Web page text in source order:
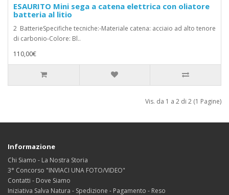
ESAURITO Mini sega a catena elettrica con oliatore
batteria al litio
2 BatterieSpecifiche tecniche:-Materiale catena: acciaio ad alto tenore
di carbonio-Colore: Bl..
110,00€
Vis. da 1 a 2 di 2 (1 Pagine)
Informazione
Chi Siamo - La Nostra Storia
3° Concorso "INVIACI UNA FOTO/VIDEO"
Contatti - Dove Siamo
Iniziativa Salva Natura - Spedizione - Pagamento - Reso